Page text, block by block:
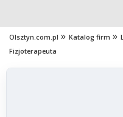
Olsztyn.com.pl Katalog firm
Fizjoterapeuta